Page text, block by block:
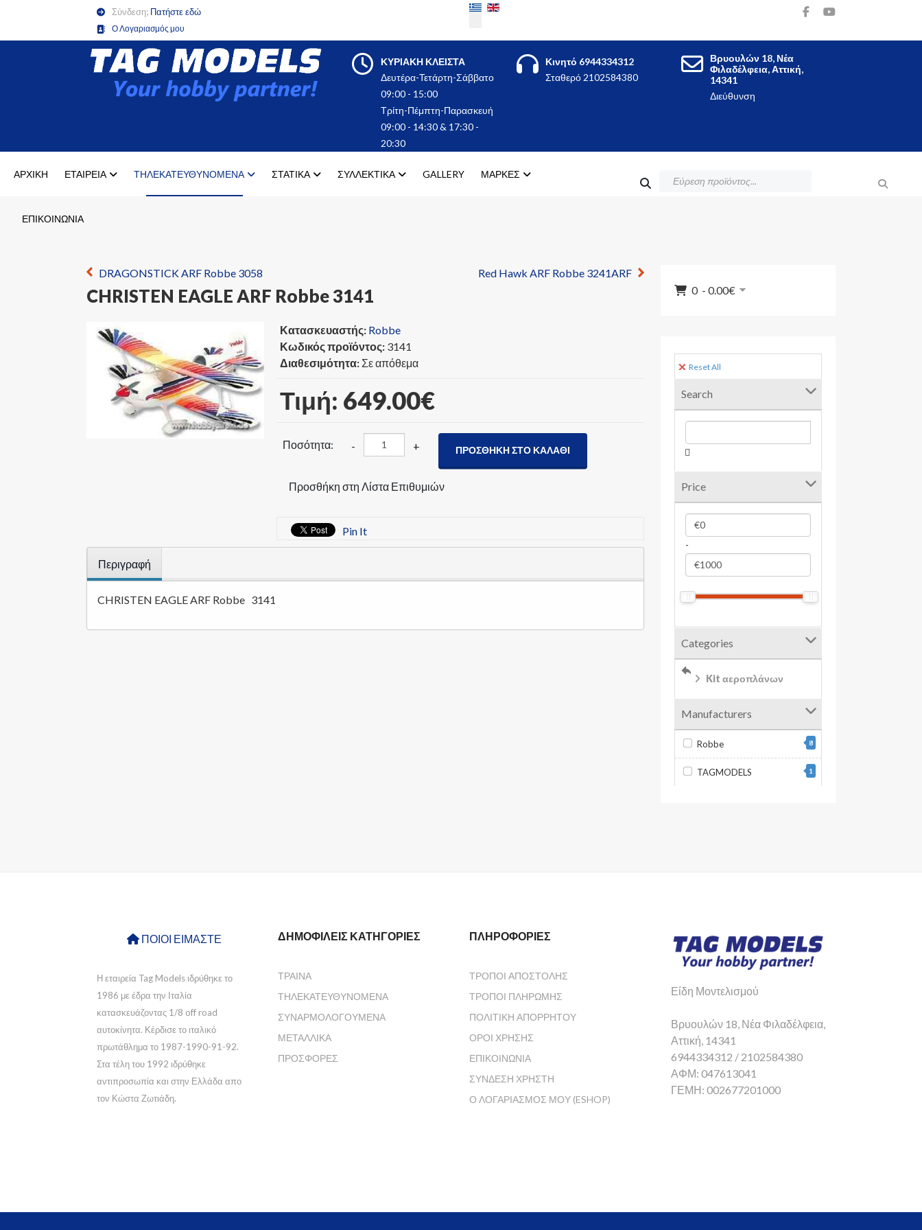
Σύνδεση; Πατήστε εδώ
Ο Λογαριασμός μου
Επιλέξτε τη γλώσσα σας
ΚΥΡΙΑΚΗ ΚΛΕΙΣΤΑ
Δευτέρα-Τετάρτη-Σάββατο
09:00 - 15:00
Τρίτη-Πέμπτη-Παρασκευή
09:00 - 14:30 & 17:30 -
20:30
Κινητό 6944334312
Σταθερό 2102584380
Βρυουλών 18, Νέα
Φιλαδέλφεια, Αττική,
14341
Διεύθυνση
ΑΡΧΙΚΉ ΕΤΑΙΡΕΊΑ ΤΗΛΕΚΑΤΕΥΘΥΝΌΜΕΝΑ ΣΤΑΤΙΚΑ ΣΥΛΛΕΚΤΙΚΑ GALLERY ΜΑΡΚΕΣ
ΕΠΙΚΟΙΝΩΝΙΑ
DRAGONSTICK ARF Robbe 3058 Red Hawk ARF Robbe 3241ARF
CHRISTEN EAGLE ARF Robbe 3141
Κατασκευαστής: Robbe
Κωδικός προϊόντος: 3141
Διαθεσιμότητα: Σε απόθεμα
Τιμή: 649.00‎€
Ποσότητα: - + ΠΡΟΣΘΉΚΗ ΣΤΟ ΚΑΛΆΘΙ
Προσθήκη στη Λίστα Επιθυμιών
Pin It
Περιγραφή
CHRISTEN EAGLE ARF Robbe 3141
0 - 0.00‎€
Reset All
Search
Price
-
Categories
Kit αεροπλάνων
Manufacturers
Robbe 8
TAGMODELS 1
ΠΟΙΟΙ ΕΙΜΑΣΤΕ
Η εταιρεία Tag Models ιδρύθηκε το
1986 με έδρα την Ιταλία
κατασκευάζοντας 1/8 off road
αυτοκίνητα. Κέρδισε το ιταλικό
πρωτάθλημα το 1987-1990-91-92.
Στα τέλη του 1992 ιδρύθηκε
αντιπροσωπία και στην Ελλάδα απο
τον Κώστα Ζωτιάδη.
ΔΗΜΟΦΙΛΕΊΣ ΚΑΤΗΓΟΡΊΕΣ
ΤΡΑΊΝΑ
ΤΗΛΕΚΑΤΕΥΘΥΝΌΜΕΝΑ
ΣΥΝΑΡΜΟΛΟΓΟΎΜΕΝΑ
ΜΕΤΑΛΛΙΚΆ
ΠΡΟΣΦΟΡΈΣ
ΠΛΗΡΟΦΟΡΊΕΣ
ΤΡΌΠΟΙ ΑΠΟΣΤΟΛΉΣ
ΤΡΌΠΟΙ ΠΛΗΡΩΜΉΣ
ΠΟΛΙΤΙΚΉ ΑΠΟΡΡΉΤΟΥ
ΌΡΟΙ ΧΡΉΣΗΣ
ΕΠΙΚΟΙΝΩΝΊΑ
ΣΎΝΔΕΣΗ ΧΡΉΣΤΗ
Ο ΛΟΓΑΡΙΑΣΜΌΣ ΜΟΥ (ESHOP)
Είδη Μοντελισμού
Βρυουλών 18, Νέα Φιλαδέλφεια,
Αττική, 14341
6944334312 / 2102584380
ΑΦΜ: 047613041
ΓΕΜΗ: 002677201000